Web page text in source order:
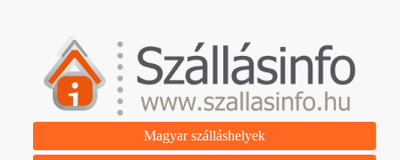
Magyar szálláshelyek